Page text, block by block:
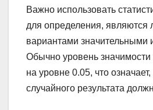
Важно использовать
для определения, являются
вариантами значительными
Обычно уровень значимости
на уровне 0.05, что
случайного результата